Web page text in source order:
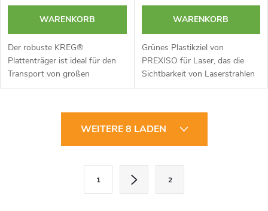
WARENKORB
Der robuste KREG®
Plattenträger ist ideal für den
Transport von großen
Sperrholzplatten, Spanplatten,
Rutschfeste Spannbacken. Mit
WARENKORB
Grünes Plastikziel von
PREXISO für Laser, das die
Sichtbarkeit von Laserstrahlen
verstärkt. Magnet an der
Ständer. Gedruckte Skala in Zoll
und...
WEITERE 8 LADEN
1 2